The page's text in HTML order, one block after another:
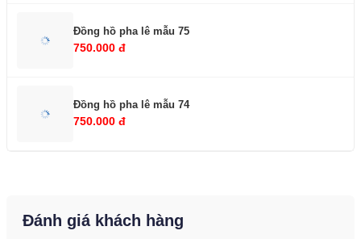
Đồng hồ pha lê mẫu 75
750.000 đ
Đồng hồ pha lê mẫu 74
750.000 đ
Đánh giá khách hàng